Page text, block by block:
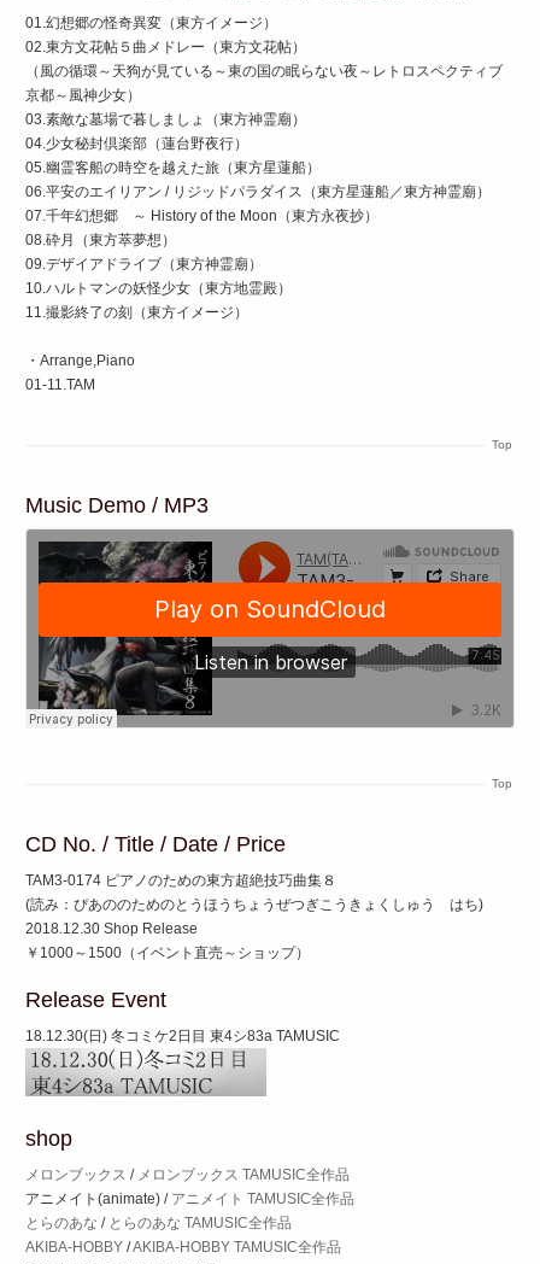
01.幻想郷の怪奇異変（東方イメージ）
02.東方文花帖５曲メドレー（東方文花帖）
（風の循環～天狗が見ている～東の国の眠らない夜～レトロスペクティブ
京都～風神少女）
03.素敵な墓場で暮しましょ（東方神霊廟）
04.少女秘封倶楽部（蓮台野夜行）
05.幽霊客船の時空を越えた旅（東方星蓮船）
06.平安のエイリアン / リジッドパラダイス（東方星蓮船／東方神霊廟）
07.千年幻想郷 ～ History of the Moon（東方永夜抄）
08.砕月（東方萃夢想）
09.デザイアドライブ（東方神霊廟）
10.ハルトマンの妖怪少女（東方地霊殿）
11.撮影終了の刻（東方イメージ）
・Arrange,Piano
01-11.TAM
Top
Music Demo / MP3
Top
CD No. / Title / Date / Price
TAM3-0174 ピアノのための東方超絶技巧曲集８
(読み：ぴあののためのとうほうちょうぜつぎこうきょくしゅう はち)
2018.12.30 Shop Release
￥1000～1500（イベント直売～ショップ）
Release Event
18.12.30(日) 冬コミケ2日目 東4シ83a TAMUSIC
shop
メロンブックス / メロンブックス TAMUSIC全作品
アニメイト(animate) / アニメイト TAMUSIC全作品
とらのあな / とらのあな TAMUSIC全作品
AKIBA-HOBBY /AKIBA-HOBBY TAMUSIC全作品